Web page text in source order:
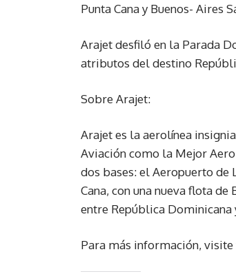
Punta Cana y Buenos- Aires
Arajet desfiló en la Parada
atributos del destino
Sobre Arajet:
Arajet es la aerolínea
Aviación como la Mejor
dos bases: el Aeropuerto de
Cana, con una nueva flota
entre República Dominicana
Para más información,